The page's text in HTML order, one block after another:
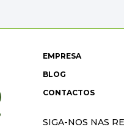
EMPRESA
BLOG
CONTACTOS
SIGA-NOS NAS